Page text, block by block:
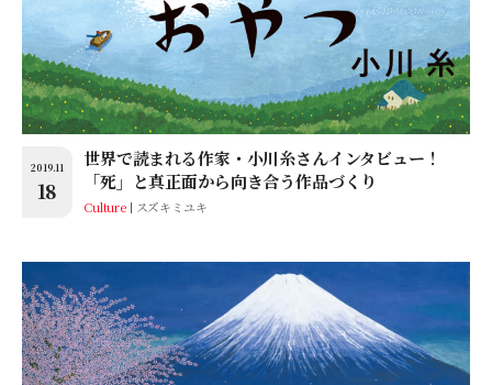
2019.11
18
世界で読まれる作家・小川糸さんインタビュー！
「死」と真正面から向き合う作品づくり
Culture スズキミユキ